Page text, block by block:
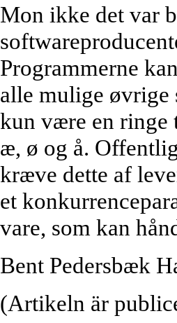
Mon ikke det var
Programmerne
alle mulige øvrige
kun være en ringe
æ, ø og å.
kræve dette af
et
vare, som kan
Bent Pedersbæk
(Artikeln är